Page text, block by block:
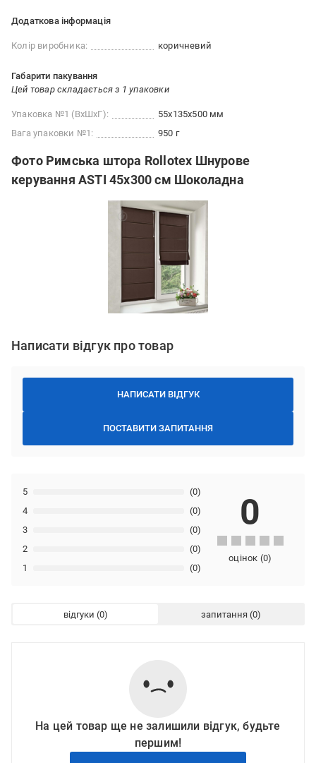
Додаткова інформація
Колір виробника: коричневий
Габарити пакування
Цей товар складається з 1 упаковки
Упаковка №1 (ВхШхГ):
55x135x500 мм
Вага упаковки №1:
950 г
Фото Римська штора Rollotex Шнурове
керування ASTI 45x300 см Шоколадна
Написати відгук про товар
НАПИСАТИ ВІДГУК
ПОСТАВИТИ ЗАПИТАННЯ
1 (0)
2 (0)
3 (0)
4 (0)
5 (0)
0
оцінок (0)
відгуки запитання
На цей товар ще не залишили відгук, будьте
першим!